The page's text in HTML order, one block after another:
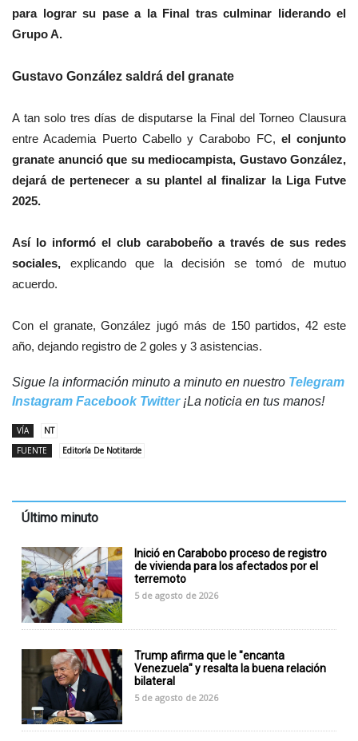
para lograr su pase a la Final tras culminar liderando el
Grupo A.
Gustavo González saldrá del granate
A tan solo tres días de disputarse la Final del Torneo Clausura
entre Academia Puerto Cabello y Carabobo FC, el conjunto
granate anunció que su mediocampista, Gustavo González,
dejará de pertenecer a su plantel al finalizar la Liga Futve
2025.
Así lo informó el club carabobeño a través de sus redes
sociales, explicando que la decisión se tomó de mutuo
acuerdo.
Con el granate, González jugó más de 150 partidos, 42 este
año, dejando registro de 2 goles y 3 asistencias.
Sigue la información minuto a minuto en nuestro Telegram
Instagram Facebook Twitter¡La noticia en tus manos!
VÍA
NT
FUENTE
Editoría De Notitarde
Último minuto
Inició en Carabobo proceso de registro
de vivienda para los afectados por el
terremoto
5 de agosto de 2026
Trump afirma que le "encanta
Venezuela" y resalta la buena relación
bilateral
5 de agosto de 2026